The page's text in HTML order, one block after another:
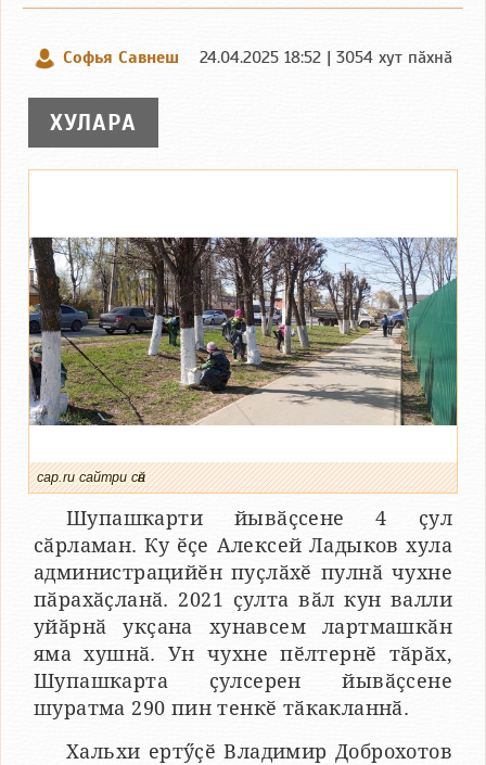
Софья Савнеш 24.04.2025 18:52 | 3054 хут пӑхнӑ
ХУЛАРА
cap.ru сайтри сӑн
Шупашкарти йывӑҫсене 4 ҫул
сӑрламан. Ку ӗҫе Алексей Ладыков хула
администрацийӗн пуҫлӑхӗ пулнӑ чухне
пӑрахӑҫланӑ. 2021 ҫулта вӑл кун валли
уйӑрнӑ укҫана хунавсем лартмашкӑн
яма хушнӑ. Ун чухне пӗлтернӗ тӑрӑх,
Шупашкарта ҫулсерен йывӑҫсене
шуратма 290 пин тенкӗ тӑкакланнӑ.
Хальхи ертӳҫӗ Владимир Доброхотов